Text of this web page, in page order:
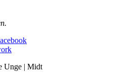
Unge | Midt